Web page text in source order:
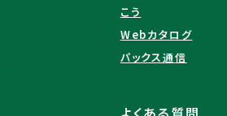
こう
Webカタログ
パックス通信